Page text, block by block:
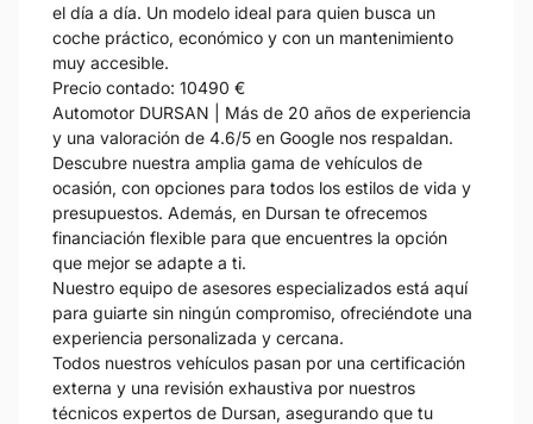
el día a día. Un modelo ideal para quien busca un
coche práctico, económico y con un mantenimiento
muy accesible.
Precio contado: 10490 €
Automotor DURSAN | Más de 20 años de experiencia
y una valoración de 4.6/5 en Google nos respaldan.
Descubre nuestra amplia gama de vehículos de
ocasión, con opciones para todos los estilos de vida y
presupuestos. Además, en Dursan te ofrecemos
financiación flexible para que encuentres la opción
que mejor se adapte a ti.
Nuestro equipo de asesores especializados está aquí
para guiarte sin ningún compromiso, ofreciéndote una
experiencia personalizada y cercana.
Todos nuestros vehículos pasan por una certificación
externa y una revisión exhaustiva por nuestros
técnicos expertos de Dursan, asegurando que tu